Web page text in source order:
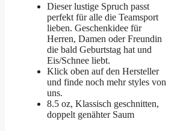
Dieser lustige Spruch passt
perfekt für alle die Teamsport
lieben. Geschenkidee für
Herren, Damen oder Freundin
die bald Geburtstag hat und
Eis/Schnee liebt.
Klick oben auf den Hersteller
und finde noch mehr styles von
uns.
8.5 oz, Klassisch geschnitten,
doppelt genähter Saum